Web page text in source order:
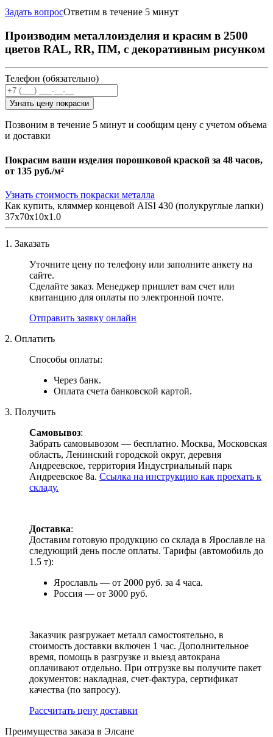
Задать вопросОтветим в течение 5 минут
Производим металлоизделия и красим в 2500
цветов RAL, RR, ПМ, с декоративным рисунком
Телефон (обязательно)
Узнать цену покраски
Позвоним в течение 5 минут и сообщим цену с учетом объема
и доставки
Покрасим ваши изделия порошковой краской за 48 часов,
от 135 руб./м²
Узнать стоимость покраски металла
Как купить, кляммер концевой AISI 430 (полукруглые лапки)
37х70х10х1.0
1. Заказать
Уточните цену по телефону или заполните анкету на
сайте.
Сделайте заказ. Менеджер пришлет вам счет или
квитанцию для оплаты по электронной почте.
Отправить заявку онлайн
2. Оплатить
Способы оплаты:
Через банк.
Оплата счета банковской картой.
3. Получить
Самовывоз:
Забрать самовывозом — бесплатно. Москва, Московская
область, Ленинский городской округ, деревня
Андреевское, территория Индустриальный парк
Андреевское 8а. Ссылка на инструкцию как проехать к
складу.
Доставка:
Доставим готовую продукцию со склада в Ярославле на
следующий день после оплаты. Тарифы (автомобиль до
1.5 т):
Ярославль — от 2000 руб. за 4 часа.
Россия — от 3000 руб.
Заказчик разгружает металл самостоятельно, в
стоимость доставки включен 1 час. Дополнительное
время, помощь в разгрузке и выезд автокрана
оплачивают отдельно. При отгрузке вы получите пакет
документов: накладная, счет-фактура, сертификат
качества (по запросу).
Раcсчитать цену доставки
Преимущества заказа в Элсане